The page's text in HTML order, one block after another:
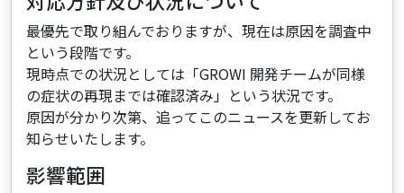
最優先で取り組んでおりますが、現在は原因を調査中
という段階です。
現時点での状況としては「GROWI 開発チームが同様
の症状の再現までは確認済み」という状況です。
原因が分かり次第、追ってこのニュースを更新してお
知らせいたします。
影響範囲